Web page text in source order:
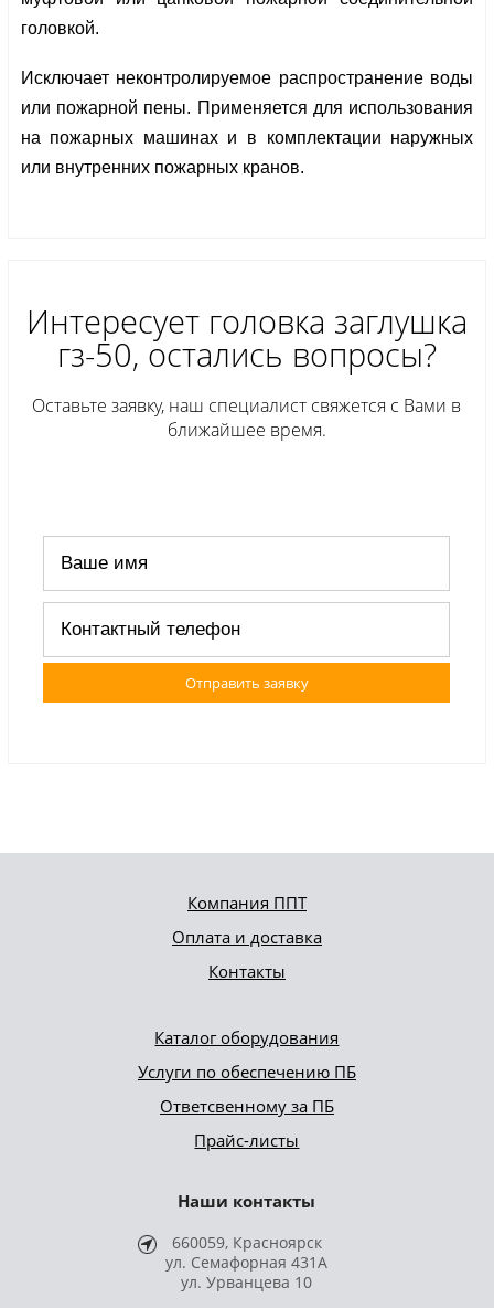
головкой.
Исключает неконтролируемое распространение воды
или пожарной пены. Применяется для использования
на пожарных машинах и в комплектации наружных
или внутренних пожарных кранов.
Интересует головка заглушка
гз-50, остались вопросы?
Оставьте заявку, наш специалист свяжется с Вами в
ближайшее время.
Отправить заявку
Компания ППТ
Оплата и доставка
Контакты
Каталог оборудования
Услуги по обеспечению ПБ
Ответсвенному за ПБ
Прайс-листы
Наши контакты
660059, Красноярск
ул. Семафорная 431А
ул. Урванцева 10